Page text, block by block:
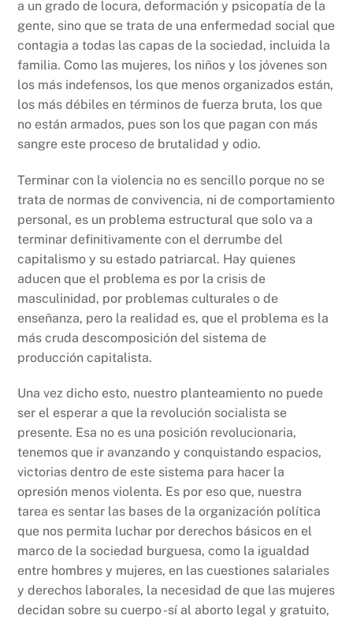
a un grado de locura, deformación y psicopatía de la
gente, sino que se trata de una enfermedad social que
contagia a todas las capas de la sociedad, incluida la
familia. Como las mujeres, los niños y los jóvenes son
los más indefensos, los que menos organizados están,
los más débiles en términos de fuerza bruta, los que
no están armados, pues son los que pagan con más
sangre este proceso de brutalidad y odio.
Terminar con la violencia no es sencillo porque no se
trata de normas de convivencia, ni de comportamiento
personal, es un problema estructural que solo va a
terminar definitivamente con el derrumbe del
capitalismo y su estado patriarcal. Hay quienes
aducen que el problema es por la crisis de
masculinidad, por problemas culturales o de
enseñanza, pero la realidad es, que el problema es la
más cruda descomposición del sistema de
producción capitalista.
Una vez dicho esto, nuestro planteamiento no puede
ser el esperar a que la revolución socialista se
presente. Esa no es una posición revolucionaria,
tenemos que ir avanzando y conquistando espacios,
victorias dentro de este sistema para hacer la
opresión menos violenta. Es por eso que, nuestra
tarea es sentar las bases de la organización política
que nos permita luchar por derechos básicos en el
marco de la sociedad burguesa, como la igualdad
entre hombres y mujeres, en las cuestiones salariales
y derechos laborales, la necesidad de que las mujeres
decidan sobre su cuerpo -sí al aborto legal y gratuito,